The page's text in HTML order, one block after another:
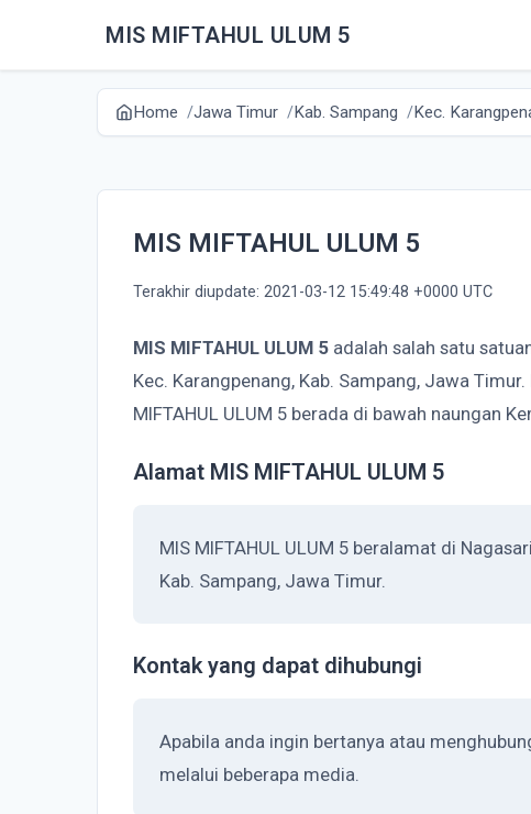
MIS MIFTAHUL ULUM 5
Home Jawa Timur Kab. Sampang Kec.
MIS MIFTAHUL ULUM 5
Terakhir diupdate: 2021-03-12 15:49:48 +0000 UTC
MIS MIFTAHUL ULUM 5 adalah salah satu
Kec. Karangpenang, Kab. Sampang, Jawa
MIFTAHUL ULUM 5 berada di bawah naungan
Alamat MIS MIFTAHUL ULUM 5
MIS MIFTAHUL ULUM 5 beralamat di
Kab. Sampang, Jawa Timur.
Kontak yang dapat dihubungi
Apabila anda ingin bertanya atau
melalui beberapa media.